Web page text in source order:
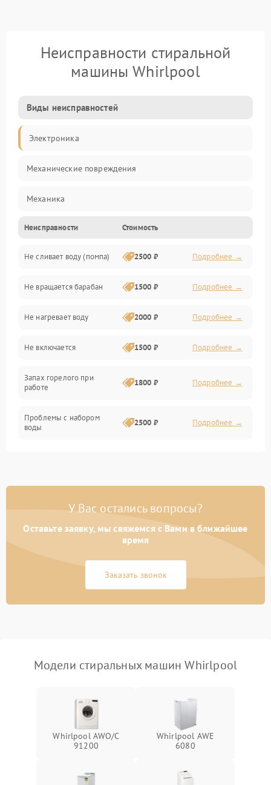
Неисправности стиральной
машины Whirlpool
Виды неисправностей
Электроника
Механические повреждения
Механика
Электропитание
Водоснабжение
Слив
Программное обеспечение
Неисправности Стоимость
Не сливает воду (помпа) 2500 ₽ Подробнее →
Не вращается барабан 1500 ₽ Подробнее →
Не нагревает воду 2000 ₽ Подробнее →
Не включается 1500 ₽ Подробнее →
Запах горелого при
работе
1800 ₽ Подробнее →
Проблемы с набором
воды
2500 ₽ Подробнее →
Замена платы управления 2200 ₽ Подробнее →
У Вас остались вопросы?
Оставьте заявку, мы свяжемся с Вами в ближайшее
время
Заказать звонок
Модели стиральных машин Whirlpool
Whirlpool AWO/C
91200
Whirlpool AWE
6080